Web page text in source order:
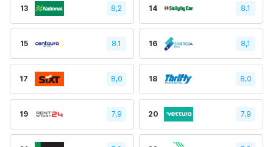
13 8,2 14 8.1
15 8.1 16 8,1
17 8,0 18 8,0
19 7,9 20 7.9